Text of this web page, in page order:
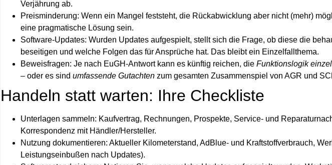
Verjährung ab.
Preisminderung: Wenn ein Mangel feststeht, die Rückabwicklung aber nicht (mehr)
eine pragmatische Lösung sein.
Software-Updates: Wurden Updates aufgespielt, stellt sich die Frage, ob diese die
beseitigen und welche Folgen das für Ansprüche hat. Das bleibt ein Einzelfallthema.
Beweisfragen: Je nach EuGH-Antwort kann es künftig reichen, die Funktionslogik
– oder es sind umfassende Gutachten zum gesamten Zusammenspiel von AGR und
Handeln statt warten: Ihre Checkliste
Unterlagen sammeln: Kaufvertrag, Rechnungen, Prospekte, Service- und
Korrespondenz mit Händler/Hersteller.
Nutzung dokumentieren: Aktueller Kilometerstand, AdBlue- und Kraftstoffverbrauch,
Leistungseinbußen nach Updates).